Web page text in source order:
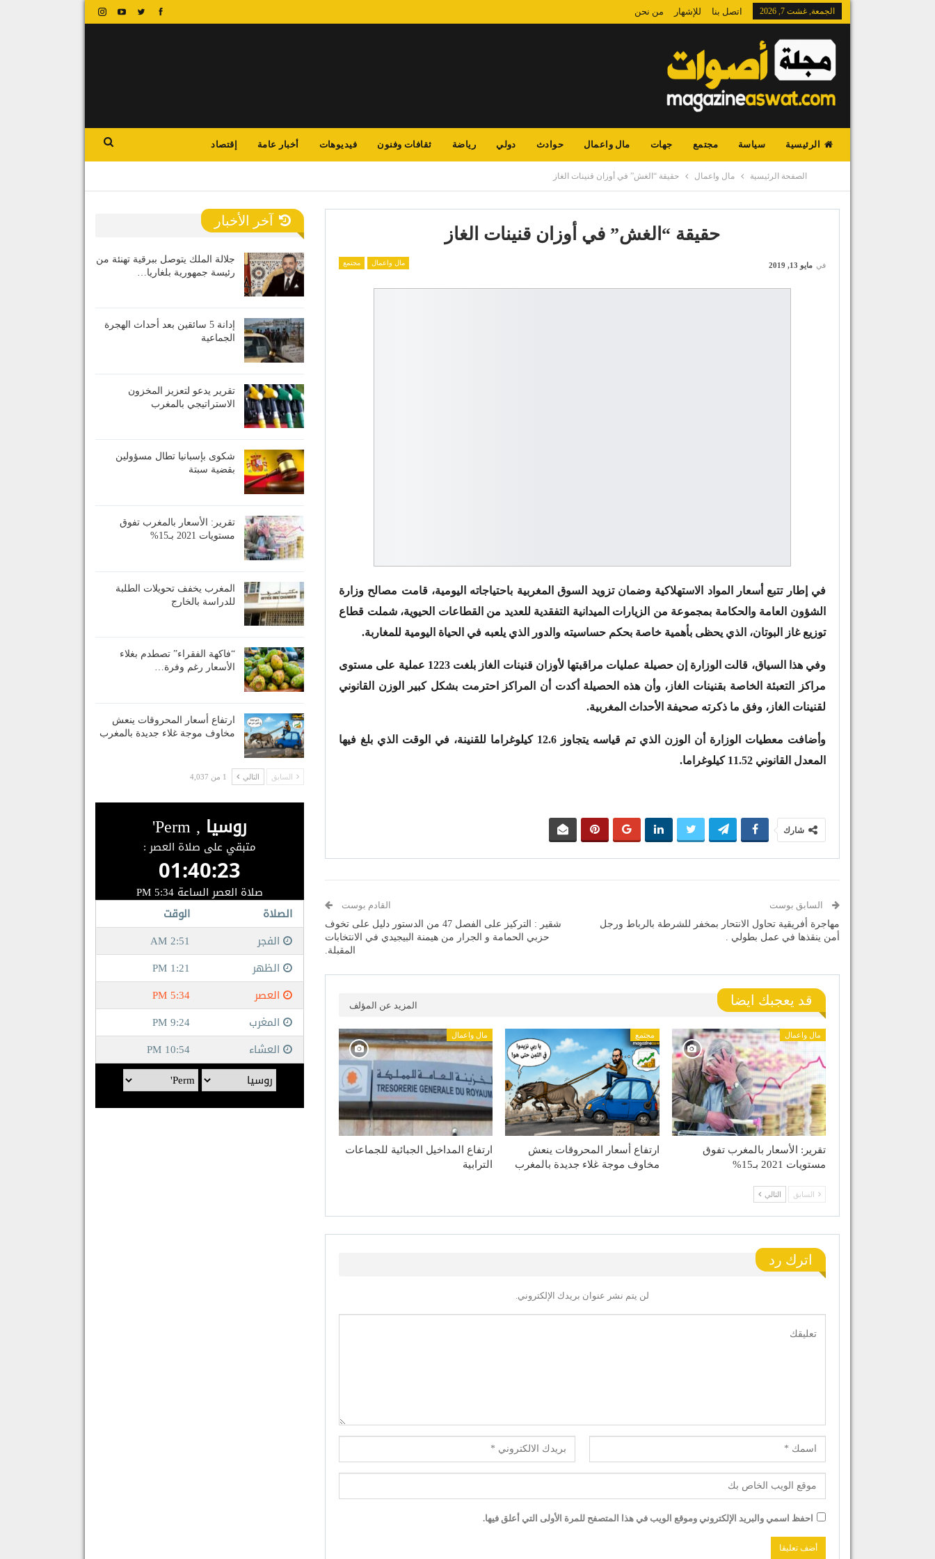
الجمعة, غشت 7, 2026 اتصل بنا للإشهار من نحن
الرئيسية سياسة مجتمع جهات مال واعمال حوادث دولي رياضة ثقافات وفنون فيديوهات أخبار عامة إقتصاد
الصفحة الرئيسية مال واعمال حقيقة “الغش” في أوزان قنينات الغاز
حقيقة “الغش” في أوزان قنينات الغاز
مال واعمال مجتمع في مايو 13, 2019
في إطار تتبع أسعار المواد الاستهلاكية وضمان تزويد السوق المغربية باحتياجاته اليومية، قامت مصالح وزارة
الشؤون العامة والحكامة بمجموعة من الزيارات الميدانية التفقدية للعديد من القطاعات الحيوية، شملت قطاع
توزيع غاز البوتان، الذي يحظى بأهمية خاصة بحكم حساسيته والدور الذي يلعبه في الحياة اليومية للمغاربة.
وفي هذا السياق، قالت الوزارة إن حصيلة عمليات مراقبتها لأوزان قنينات الغاز بلغت 1223 عملية على مستوى
مراكز التعبئة الخاصة بقنينات الغاز، وأن هذه الحصيلة أكدت أن المراكز احترمت بشكل كبير الوزن القانوني
لقنينات الغاز، وفق ما ذكرته صحيفة الأحداث المغربية.
وأضافت معطيات الوزارة أن الوزن الذي تم قياسه يتجاوز 12.6 كيلوغراما للقنينة، في الوقت الذي بلغ فيها
المعدل القانوني 11.52 كيلوغراما.
شارك
السابق بوست
مهاجرة أفريقية تحاول الانتحار بمخفر للشرطة بالرباط ورجل
أمن ينقذها في عمل بطولي .
القادم بوست
شقير : التركيز على الفصل 47 من الدستور دليل على تخوف
حزبي الحمامة و الجرار من هيمنة البيجيدي في الانتخابات
المقبلة.
قد يعجبك ايضا المزيد عن المؤلف
مال واعمال
تقرير: الأسعار بالمغرب تفوق
مستويات 2021 بـ15%
مجتمع
ارتفاع أسعار المحروقات ينعش
مخاوف موجة غلاء جديدة بالمغرب
مال واعمال
ارتفاع المداخيل الجبائية للجماعات
الترابية
السابق التالي
اترك رد
لن يتم نشر عنوان بريدك الإلكتروني.
احفظ اسمي والبريد الإلكتروني وموقع الويب في هذا المتصفح للمرة الأولى التي أعلق فيها.
آخر الأخبار
جلالة الملك يتوصل ببرقية تهنئة من
رئيسة جمهورية بلغاريا…
إدانة 5 سائقين بعد أحداث الهجرة
الجماعية
تقرير يدعو لتعزيز المخزون
الاستراتيجي بالمغرب
شكوى بإسبانيا تطال مسؤولين
بقضية سبتة
تقرير: الأسعار بالمغرب تفوق
مستويات 2021 بـ15%
المغرب يخفف تحويلات الطلبة
للدراسة بالخارج
“فاكهة الفقراء” تصطدم بغلاء
الأسعار رغم وفرة…
ارتفاع أسعار المحروقات ينعش
مخاوف موجة غلاء جديدة بالمغرب
السابق التالي 1 من 4,037